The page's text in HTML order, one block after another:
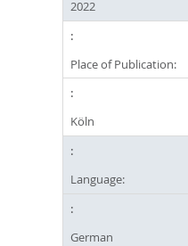
2022
Place of Publication:
Köln
Language:
German